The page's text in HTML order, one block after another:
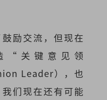
励交流，但现在
“关键意见领
Leader），也
们现在还有可能